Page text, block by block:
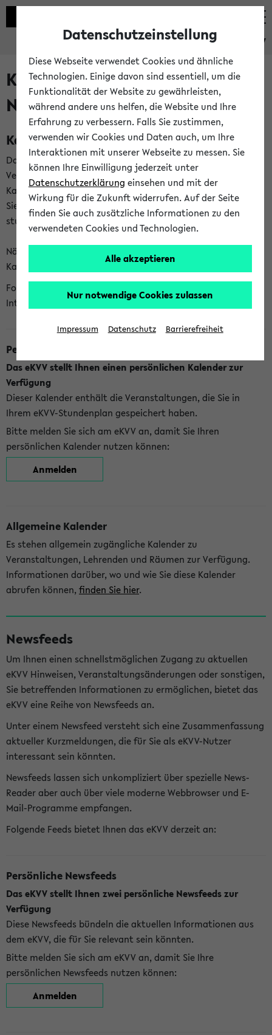
eKVV
Kalenderintegration und
Newsfeeds
Kalenderintegration
Das eKVV bietet Ihnen die Möglichkeit,
Veranstaltungstermine in eine Vielzahl von
Kalenderanwendungen einzubinden. Auf diese Weise können
Sie einen gemeinsamen Überblick über Ihre privaten und
studienbezogenen Termine erhalten.
Näheres zu Vorteilen und Funktionsweise der
Kalenderintegration können Sie auf unserer
Folgende Kalender bietet Ihnen das eKVV derzeit zur
Integration an:
Persönlicher Kalender
Das eKVV stellt Ihnen einen persönlichen Kalender zur
Verfügung
Dieser Kalender enthält die Veranstaltungen, die Sie in
Ihrem eKVV-Stundenplan gespeichert haben.
Bitte melden Sie sich am eKVV an, damit Sie Ihren
persönlichen Kalender nutzen können:
Anmelden
Allgemeine Kalender
Es stehen allgemein zugängliche Kalender zu
Veranstaltungen, Lehrenden und Räumen zur Verfügung.
Informationen darüber, wo und wie Sie diese Kalender
abrufen können, finden Sie hier.
Newsfeeds
Um Ihnen einen schnellstmöglichen Zugang zu aktuellen
eKVV Hinweisen, Veranstaltungsänderungen oder sonstigen,
Sie betreffenden Informationen zu ermöglichen, bietet das
eKVV eine Reihe von Newsfeeds an.
Unter einem Newsfeed versteht sich eine Zusammenfassung
aktueller Kurzmeldungen, die für Sie als eKVV-Nutzer
interessant sein könnten.
Newsfeeds lassen sich unkompliziert über spezielle News-
Reader aber auch über viele moderne Webbrowser und E-
Mail-Programme empfangen.
Folgende Feeds bietet Ihnen das eKVV derzeit an:
Persönliche Newsfeeds
Das eKVV stellt Ihnen zwei persönliche Newsfeeds zur
Verfügung
Diese Newsfeeds bündeln die aktuellen Informationen aus
dem eKVV, die für Sie relevant sein könnten.
Bitte melden Sie sich am eKVV an, damit Sie Ihre
persönlichen Newsfeeds nutzen können:
Anmelden
Datenschutzeinstellung
Diese Webseite verwendet Cookies und ähnliche
Technologien. Einige davon sind essentiell, um die
Funktionalität der Website zu gewährleisten,
während andere uns helfen, die Website und Ihre
Erfahrung zu verbessern. Falls Sie zustimmen,
verwenden wir Cookies und Daten auch, um Ihre
Interaktionen mit unserer Webseite zu messen. Sie
können Ihre Einwilligung jederzeit unter
Datenschutzerklärung einsehen und mit der
Wirkung für die Zukunft widerrufen. Auf der Seite
finden Sie auch zusätzliche Informationen zu den
verwendeten Cookies und Technologien.
Alle akzeptieren
Nur notwendige Cookies zulassen
Impressum Datenschutz Barrierefreiheit